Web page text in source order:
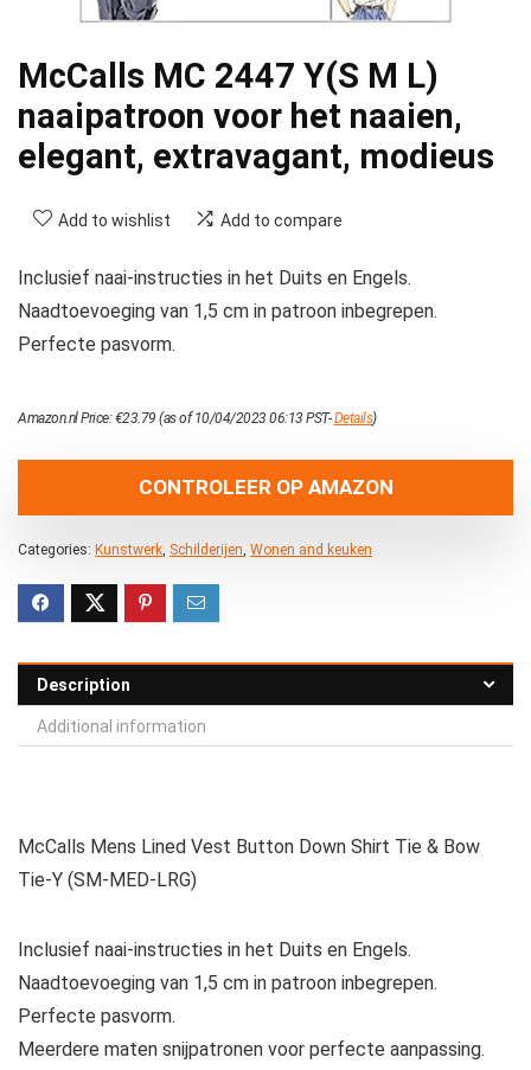
McCalls MC 2447 Y(S M L)
naaipatroon voor het naaien,
elegant, extravagant, modieus
Add to wishlist Add to compare
Inclusief naai-instructies in het Duits en Engels.
Naadtoevoeging van 1,5 cm in patroon inbegrepen.
Perfecte pasvorm.
Amazon.nl Price:€23.79 (as of 10/04/2023 06:13 PST-Details)
CONTROLEER OP AMAZON
Categories: Kunstwerk, Schilderijen, Wonen and keuken
Description
Additional information
McCalls Mens Lined Vest Button Down Shirt Tie & Bow
Tie-Y (SM-MED-LRG)
Inclusief naai-instructies in het Duits en Engels.
Naadtoevoeging van 1,5 cm in patroon inbegrepen.
Perfecte pasvorm.
Meerdere maten snijpatronen voor perfecte aanpassing.